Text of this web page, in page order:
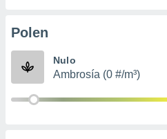
e
mediante
Polen
Nulo
Ambrosía (0 #/m³)